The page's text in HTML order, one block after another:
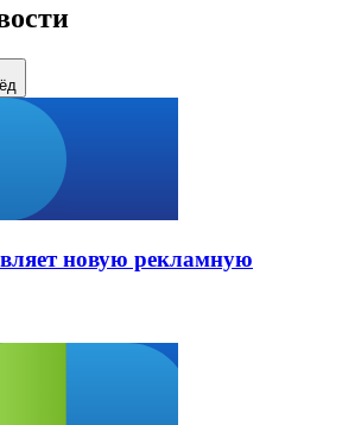
новую рекламную